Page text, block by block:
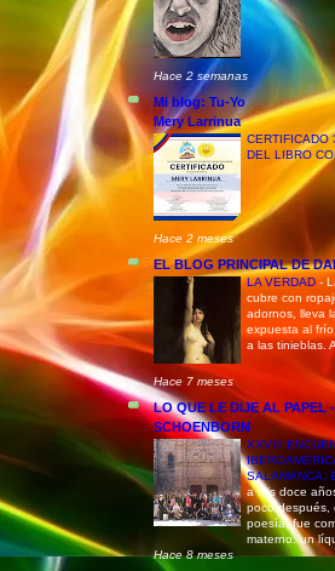
Hace 2 semanas
Mi blog: Tu-Yo
Mery Larrinua
CERTIFICADO
DEL LIBRO
Hace 2 meses
EL BLOG PRINCIPAL DE
LA VERDAD -
cubre con
adornos, lleva
expuesta al
a las tinieblas.
Hace 7 meses
LO QUE LE DIJE AL PAPEL
SCHOENBORN
XXVIII
SALAMANCA,
a mis doce
poco después,
poesía, fue
materno: un
Hace 8 meses